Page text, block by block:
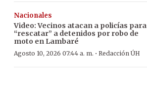
Nacionales
Video: Vecinos atacan a policías para
“rescatar” a detenidos por robo de
moto en Lambaré
Agosto 10, 2026 07:44 a. m. · Redacción ÚH